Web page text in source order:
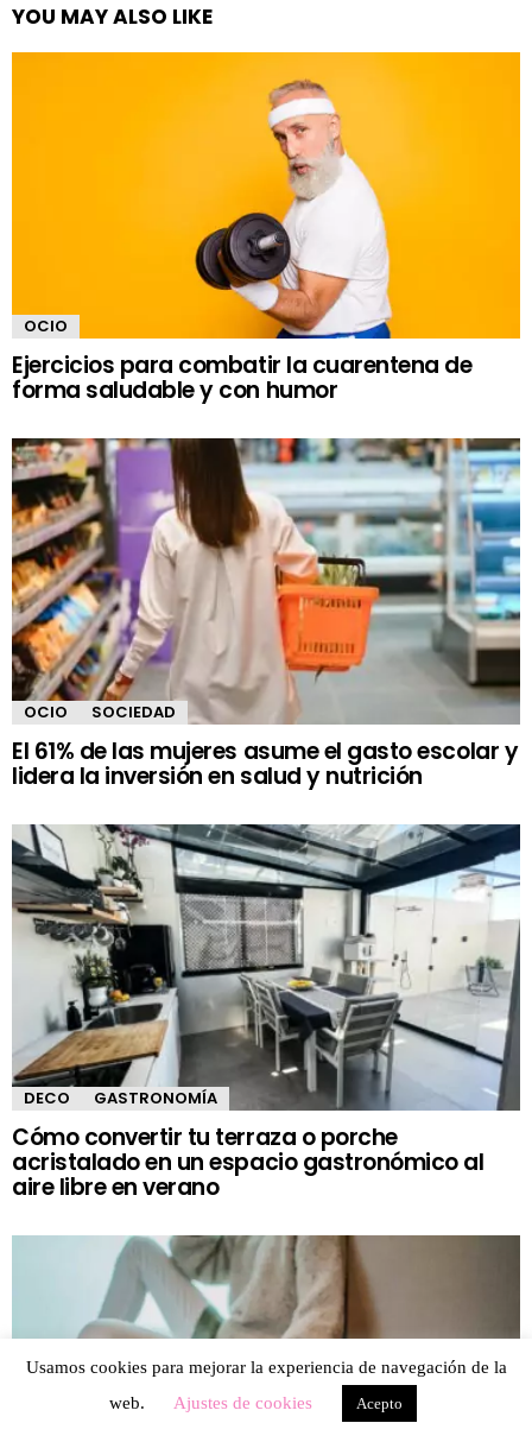
YOU MAY ALSO LIKE
OCIO
Ejercicios para combatir la cuarentena de
forma saludable y con humor
OCIO SOCIEDAD
El 61% de las mujeres asume el gasto escolar y
lidera la inversión en salud y nutrición
DECO GASTRONOMÍA
Cómo convertir tu terraza o porche
acristalado en un espacio gastronómico al
aire libre en verano
Usamos cookies para mejorar la experiencia de navegación de la
web.
Ajustes de cookies Acepto